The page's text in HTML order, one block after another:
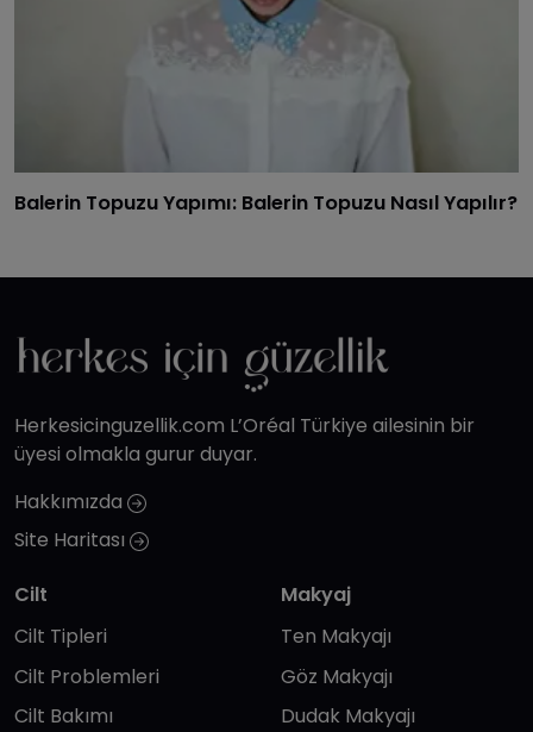
Balerin Topuzu Yapımı: Balerin Topuzu Nasıl Yapılır?
Herkesicinguzellik.com L’Oréal Türkiye ailesinin bir
üyesi olmakla gurur duyar.
Hakkımızda
Site Haritası
Cilt
Cilt Tipleri
Cilt Problemleri
Cilt Bakımı
Makyaj
Ten Makyajı
Göz Makyajı
Dudak Makyajı